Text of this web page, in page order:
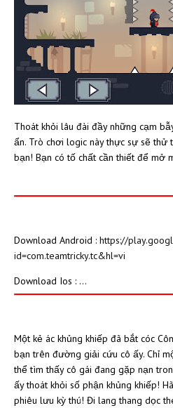
Thoát khỏi lâu đài đầy những cạm
ẩn. Trò chơi logic này thực sự sẽ thử
bạn! Bạn có tố chất cần thiết để mở
Download Android : https://
id=com.teamtricky.tc&hl=vi
Download Ios : ...
Một kẻ ác khủng khiếp đã bắt cóc
bạn trên đường giải cứu cô ấy. Chỉ
thể tìm thấy cô gái đang gặp nạn
ấy thoát khỏi số phận khủng khiếp!
phiêu lưu kỳ thú! Đi lang thang dọc